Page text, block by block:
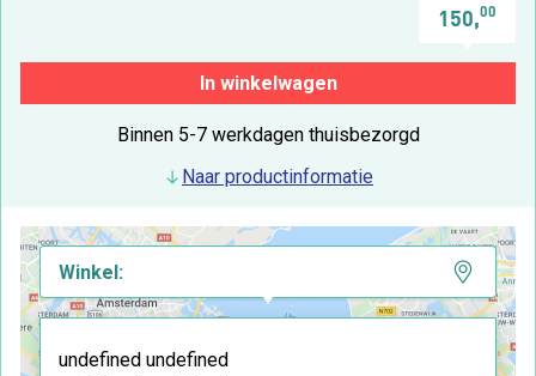
150,00
In winkelwagen
Binnen 5-7 werkdagen thuisbezorgd
Naar productinformatie
Winkel:
undefined undefined